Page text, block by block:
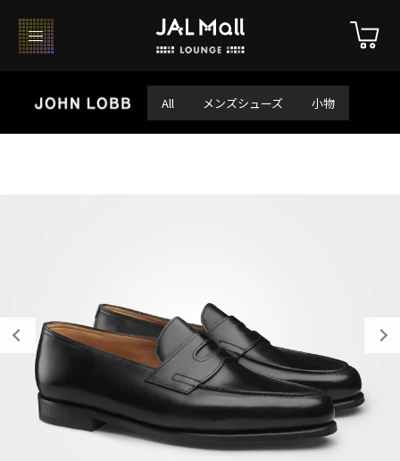
All メンズシューズ 小物